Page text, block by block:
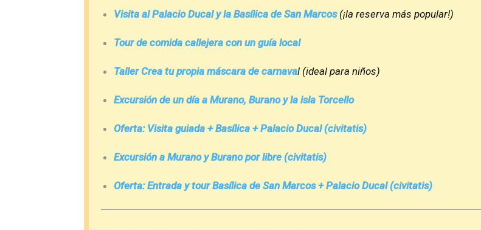
Visita al Palacio Ducal y la Basílica de San Marcos(¡la reserva más popular!)
Tour de comida callejera con un guía local
Taller Crea tu propia máscara de carnaval (ideal para niños)
Excursión de un día a Murano, Burano y la isla Torcello
Oferta: Visita guiada + Basílica + Palacio Ducal (civitatis)
Excursión a Murano y Burano por libre (civitatis)
Oferta: Entrada y tour Basílica de San Marcos + Palacio Ducal (civitatis)